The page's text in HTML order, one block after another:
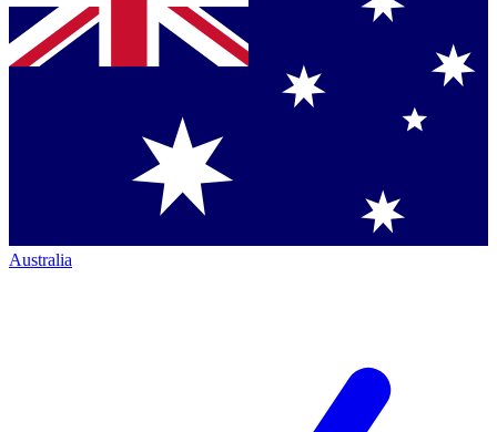
Australia